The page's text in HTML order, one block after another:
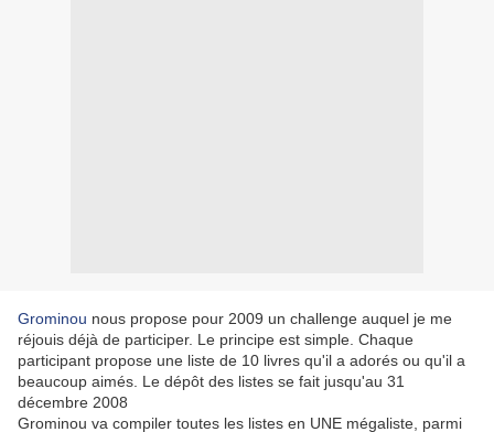
Grominou nous propose pour 2009 un challenge auquel je me
réjouis déjà de participer. Le principe est simple. Chaque
participant propose une liste de 10 livres qu'il a adorés ou qu'il a
beaucoup aimés. Le dépôt des listes se fait jusqu'au 31
décembre 2008
Grominou va compiler toutes les listes en UNE mégaliste, parmi